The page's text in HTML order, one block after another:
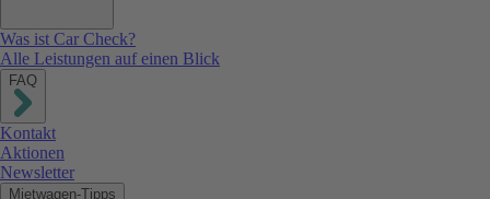
Was ist Car Check?
Alle Leistungen auf einen Blick
FAQ
Kontakt
Aktionen
Newsletter
Mietwagen-Tipps